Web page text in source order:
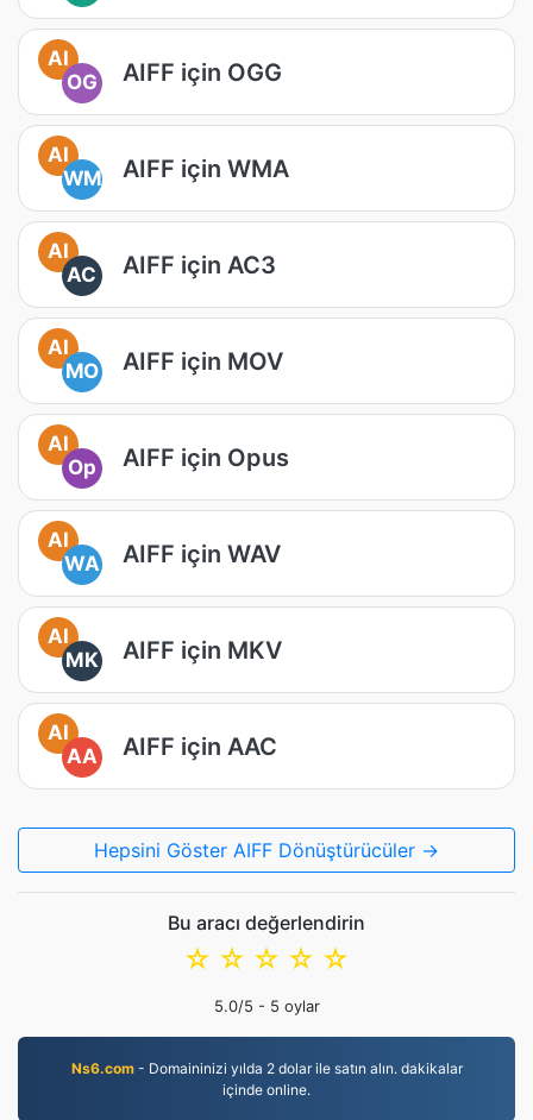
AI
OG
AIFF için OGG
AI
WM
AIFF için WMA
AI
AC
AIFF için AC3
AI
MO
AIFF için MOV
AI
Op
AIFF için Opus
AI
WA
AIFF için WAV
AI
MK
AIFF için MKV
AI
AA
AIFF için AAC
Hepsini Göster AIFF Dönüştürücüler →
Bu aracı değerlendirin
☆
☆
☆
☆
☆
5.0/5 - 5 oylar
Ns6.com- Domaininizi yılda 2 dolar ile satın alın. dakikalar
içinde online.